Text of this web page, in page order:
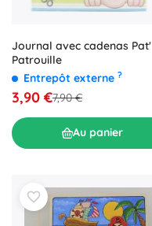
Journal avec cadenas Pat'
Patrouille
Entrepôt externe ?
3,90 €7,90 €
Au panier